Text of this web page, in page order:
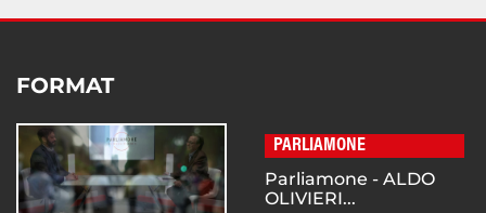
FORMAT
PARLIAMONE
Parliamone - ALDO
OLIVIERI...